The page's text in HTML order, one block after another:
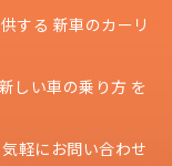
する 新車のカーリ
しい車の乗り方 を
気軽にお問い合わせ